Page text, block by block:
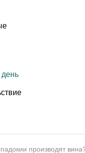
производят